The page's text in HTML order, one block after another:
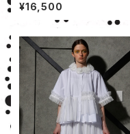
¥16,500